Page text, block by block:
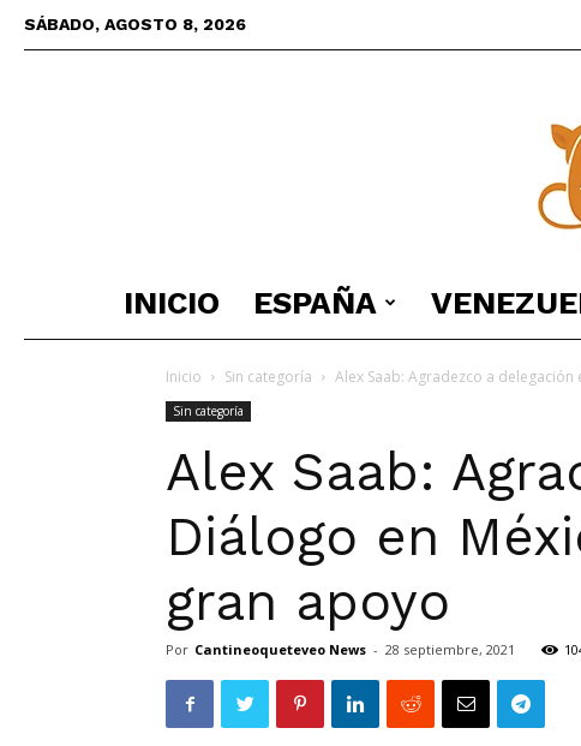
SÁBADO, AGOSTO 8, 2026
INICIO ESPAÑA
Inicio Sin categoría Alex Saab: Agradezco a
Sin categoría
Alex Saab:
Diálogo en
gran apoyo
Por Cantineoqueteveo News - 28 septiembre, 2021